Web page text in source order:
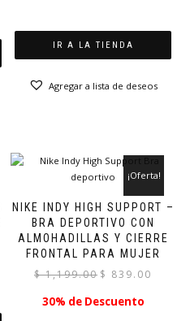
IR A LA TIENDA
Agregar a lista de deseos
NIKE INDY HIGH SUPPORT –
BRA DEPORTIVO CON
ALMOHADILLAS Y CIERRE
FRONTAL PARA MUJER
¡Oferta!
$1,199.00 El
original
$ 839.00
30% de Descuento